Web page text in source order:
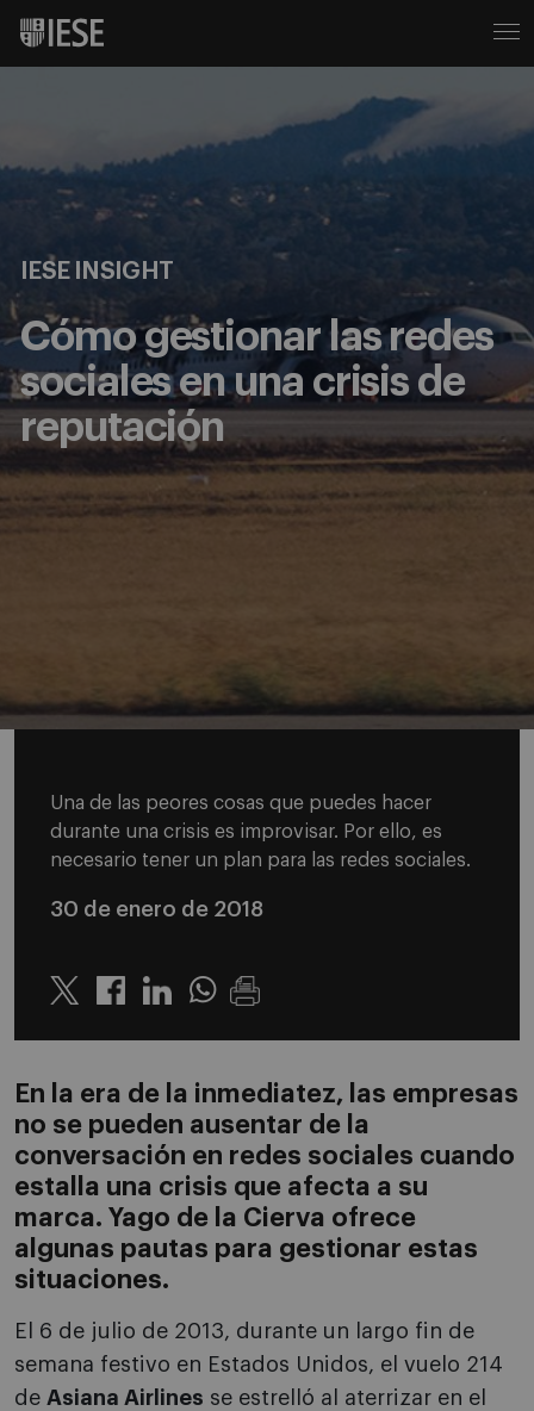
IESE INSIGHT
Cómo gestionar las redes
sociales en una crisis de
reputación
Una de las peores cosas que puedes hacer
durante una crisis es improvisar. Por ello, es
necesario tener un plan para las redes sociales.
30 de enero de 2018
Twitter LinkedinWhatsapp
En la era de la inmediatez, las empresas
no se pueden ausentar de la
conversación en redes sociales cuando
estalla una crisis que afecta a su
marca. Yago de la Cierva ofrece
algunas pautas para gestionar estas
situaciones.
El 6 de julio de 2013, durante un largo fin de
semana festivo en Estados Unidos, el vuelo 214
de Asiana Airlines se estrelló al aterrizar en el